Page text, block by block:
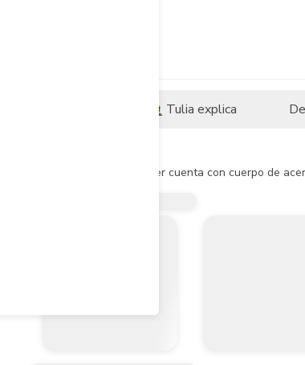
Tulia explica
El destornillador estría Ranger cuenta con cuerpo de